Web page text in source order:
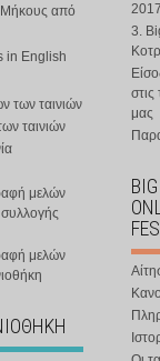
Μήκους από
in English
των ταινιών
ταινιών
μελών
συλλογής
μελών
3.
στις
μας